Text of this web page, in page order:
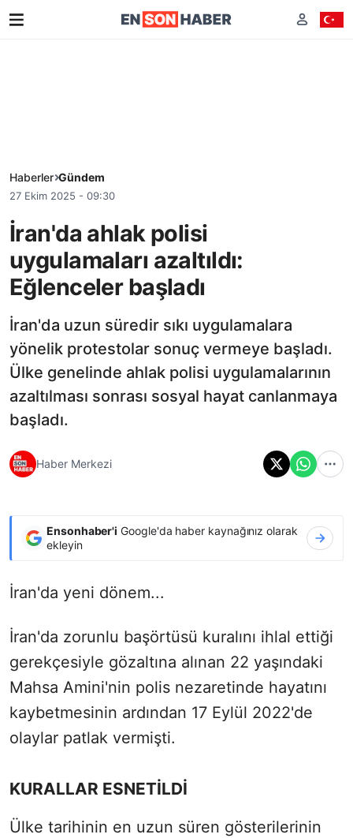
Haberler Gündem
27 Ekim 2025 - 09:30
İran'da ahlak polisi
uygulamaları azaltıldı:
Eğlenceler başladı
İran'da uzun süredir sıkı uygulamalara
yönelik protestolar sonuç vermeye başladı.
Ülke genelinde ahlak polisi uygulamalarının
azaltılması sonrası sosyal hayat canlanmaya
başladı.
Haber Merkezi
Ensonhaber'i Google'da haber kaynağınız olarak
ekleyin
İran'da yeni dönem...
İran'da zorunlu başörtüsü kuralını ihlal ettiği
gerekçesiyle gözaltına alınan 22 yaşındaki
Mahsa Amini'nin polis nezaretinde hayatını
kaybetmesinin ardından 17 Eylül 2022'de
olaylar patlak vermişti.
KURALLAR ESNETİLDİ
Ülke tarihinin en uzun süren gösterilerinin